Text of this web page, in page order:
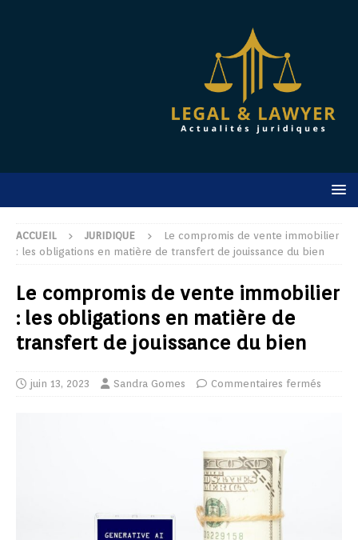
ACCUEIL JURIDIQUE
Le compromis de vente immobilier
: les obligations en matière de transfert de jouissance du bien
Le compromis de vente immobilier
: les obligations en matière de
transfert de jouissance du bien
juin 13, 2023 Sandra Gomes Commentaires fermés